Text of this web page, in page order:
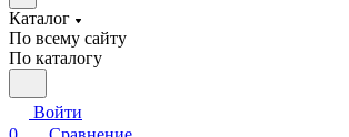
Каталог
По всему сайту
По каталогу
Войти